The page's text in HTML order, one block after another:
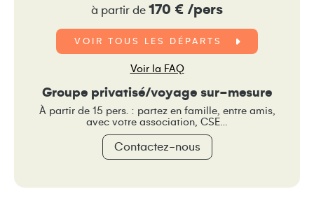
à partir de 170 € /pers
VOIR TOUS LES DÉPARTS
Voir la FAQ
Groupe privatisé/voyage sur-mesure
À partir de 15 pers. : partez en famille, entre amis,
avec votre association, CSE…
Contactez-nous